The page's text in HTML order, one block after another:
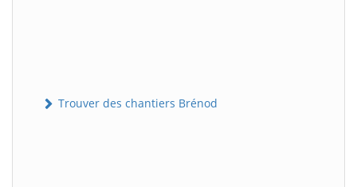
Trouver des chantiers Brénod